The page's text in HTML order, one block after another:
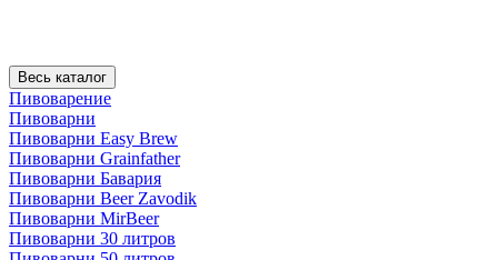
Весь каталог
Пивоварение
Пивоварни
Пивоварни Easy Brew
Пивоварни Grainfather
Пивоварни Бавария
Пивоварни Beer Zavodik
Пивоварни MirBeer
Пивоварни 30 литров